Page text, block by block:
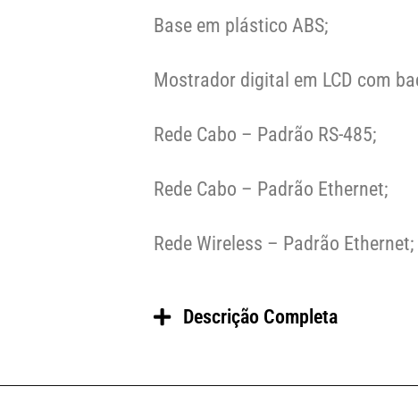
Base em plástico ABS;
Mostrador digital em LCD com
Rede Cabo – Padrão RS-485;
Rede Cabo – Padrão Ethernet;
Rede Wireless – Padrão Ethernet;
Descrição Completa